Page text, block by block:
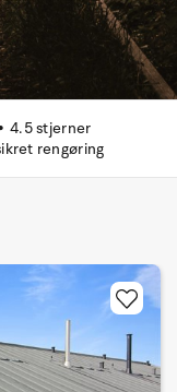
4.5 stjerner
rengøring